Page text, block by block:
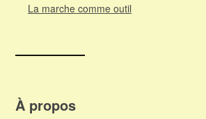
La marche comme outil
À propos